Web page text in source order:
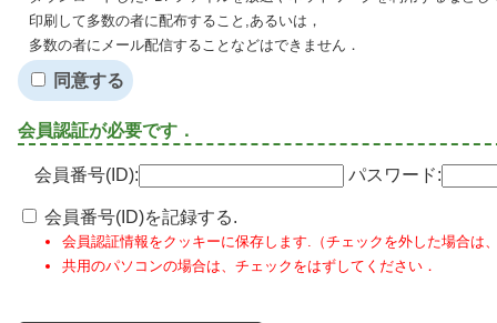
印刷して多数の者に配布すること,あるいは，
多数の者にメール配信することなどはできません．
同意する
会員認証が必要です．
会員番号(ID): パスワード:
会員番号(ID)を記録する.
会員認証情報をクッキーに保存します.（チェックを外した場合は
共用のパソコンの場合は、チェックをはずしてください．